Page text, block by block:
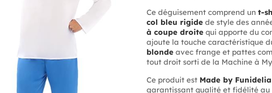
Ce déguisement comprend un t-
col bleu rigidede style des
à coupe droitequi apporte du
ajoute la touche caractéristique
blondeavec frange et pattes
tout droit sorti de la Machine à
Ce produit est Made by Funidelia
garantissant qualité et fidélité au